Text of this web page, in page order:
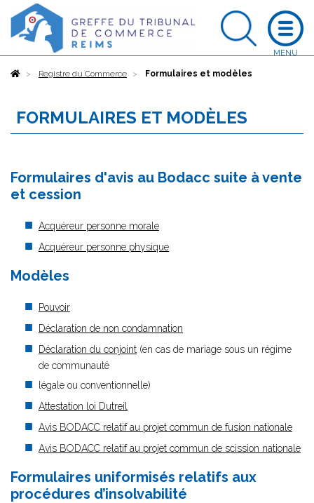
AccueilRegistre du Commerce Formulaires et modèles
FORMULAIRES ET MODÈLES
Formulaires d'avis au Bodacc suite à vente
et cession
Acquéreur personne morale
Acquéreur personne physique
Modèles
Pouvoir
Déclaration de non condamnation
Déclaration du conjoint (en cas de mariage sous un régime
de communauté
légale ou conventionnelle)
Attestation loi Dutreil
Avis BODACC relatif au projet commun de fusion nationale
Avis BODACC relatif au projet commun de scission nationale
Formulaires uniformisés relatifs aux
procédures d’insolvabilité